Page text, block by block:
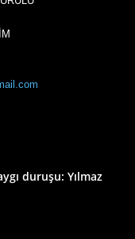
duruşu: Yılmaz